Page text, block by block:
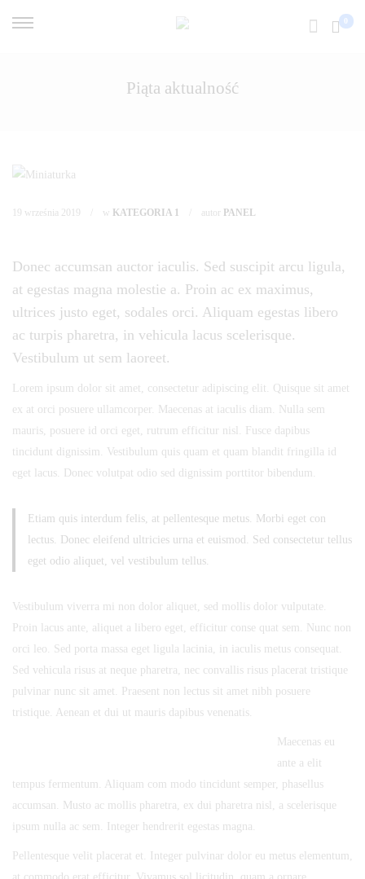
0
Piąta aktualność
w KATEGORIA 1
19 września 2019 autor PANEL
Piąta
aktualność
Kategoria
Donec accumsan auctor iaculis. Sed suscipit arcu ligula,
at egestas magna molestie a. Proin ac ex maximus,
ultrices justo eget, sodales orci. Aliquam egestas libero
ac turpis pharetra, in vehicula lacus scelerisque.
Vestibulum ut sem laoreet.
Lorem ipsum dolor sit amet, consectetur adipiscing elit. Quisque sit amet
ex at orci posuere ullamcorper. Maecenas at iaculis diam. Nulla sem
mauris, posuere id orci eget, rutrum efficitur nisl. Fusce dapibus
tincidunt dignissim. Vestibulum quis quam et quam blandit fringilla id
eget lacus. Donec volutpat odio sed dignissim porttitor bibendum.
Etiam quis interdum felis, at pellentesque metus. Morbi eget con
lectus. Donec eleifend ultricies urna et euismod. Sed consectetur tellus
eget odio aliquet, vel vestibulum tellus.
Vestibulum viverra mi non dolor aliquet, sed mollis dolor vulputate.
Proin lacus ante, aliquet a libero eget, efficitur conse quat sem. Nunc non
orci leo. Sed porta massa eget ligula lacinia, in iaculis metus consequat.
Sed vehicula risus at neque pharetra, nec convallis risus placerat tristique
pulvinar nunc sit amet. Praesent non lectus sit amet nibh posuere
tristique. Aenean et dui ut mauris dapibus venenatis.
Maecenas eu
ante a elit
tempus fermentum. Aliquam com modo tincidunt semper, phasellus
accumsan. Musto ac mollis pharetra, ex dui pharetra nisl, a scelerisque
ipsum nulla ac sem. Integer hendrerit egestas magna.
Pellentesque velit placerat et. Integer pulvinar dolor eu metus elementum,